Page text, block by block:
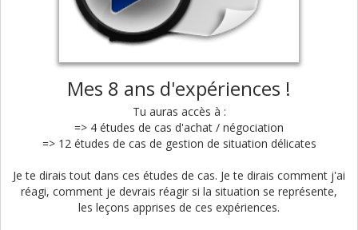
Mes 8 ans d'expériences !
Tu auras accès à :
=> 4 études de cas d'achat / négociation
=> 12 études de cas de gestion de situation délicates
Je te dirais tout dans ces études de cas. Je te dirais comment j'ai
réagi, comment je devrais réagir si la situation se représente,
les leçons apprises de ces expériences.